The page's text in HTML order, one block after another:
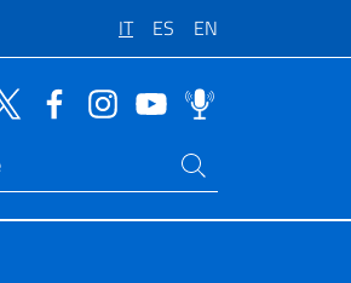
IT ES EN
sito live